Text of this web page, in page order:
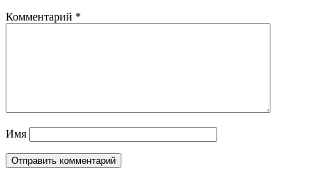
Комментарий *
Имя